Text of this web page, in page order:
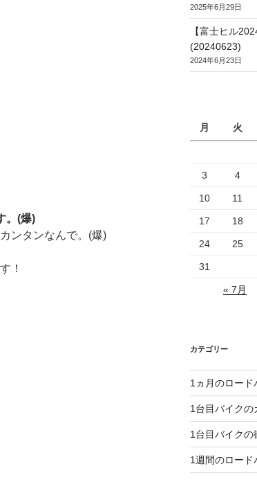
。(爆)
ンタンなんで。(爆)
！
2025年6月29日
【富士ヒル
(20240623)
2024年6月23日
月 火
3 4
10 11
17 18
24 25
31
« 7月
カテゴリー
1ヵ月のロード
1台目バイクの
1台目バイクの
1週間のロード